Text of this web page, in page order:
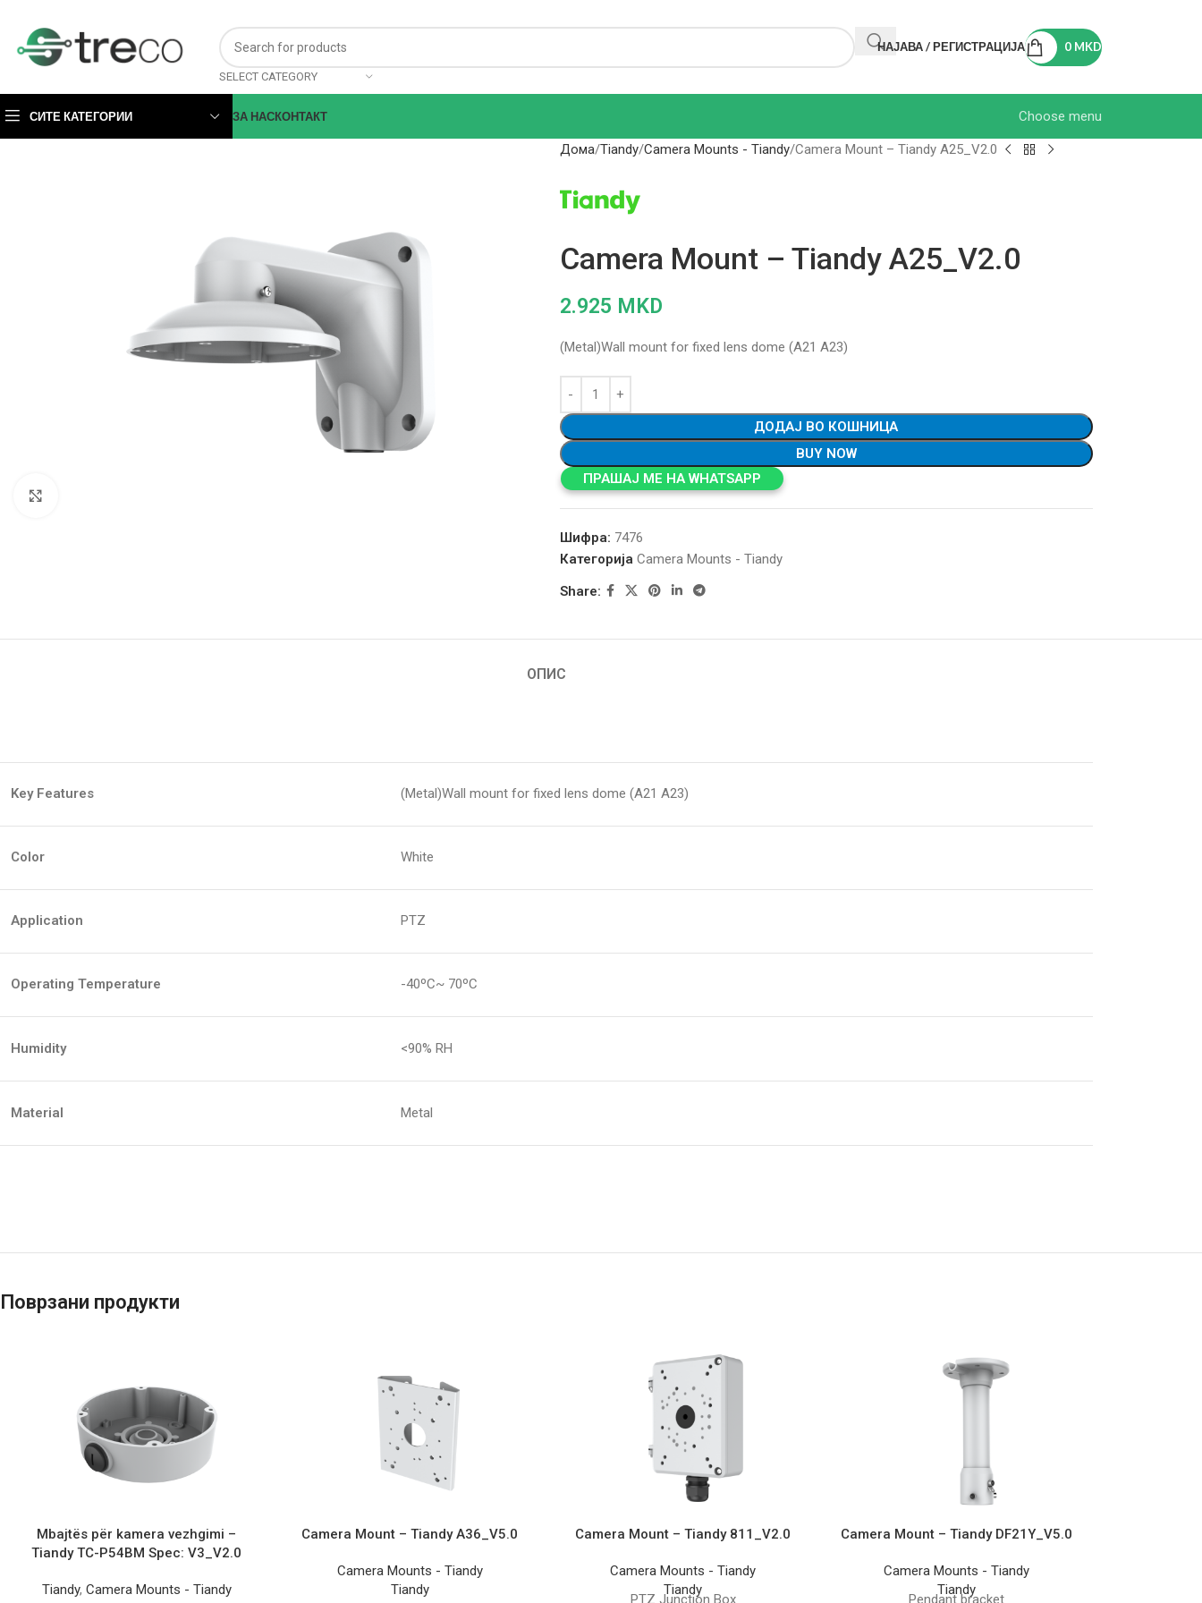
SELECT CATEGORY
НАЈАВА / РЕГИСТРАЦИЈА 0 MKD
СИТЕ КАТЕГОРИИ ЗА НАСКОНТАКТ Choose menu
Дома Tiandy Camera Mounts - Tiandy Camera Mount – Tiandy A25_V2.0
Camera Mount – Tiandy A25_V2.0
2.925 MKD
(Metal)Wall mount for fixed lens dome (A21 A23)
ДОДАЈ ВО КОШНИЦА
BUY NOW
ПРАШАЈ МЕ НА WHATSAPP
Шифра: 7476
Категорија Camera Mounts - Tiandy
Share:
ОПИС
Key Features (Metal)Wall mount for fixed lens dome (A21 A23)
Color White
Application PTZ
Operating Temperature -40ºC~ 70ºC
Humidity <90% RH
Material Metal
Поврзани продукти
Mbajtës për kamera vezhgimi –
Tiandy TC-P54BM Spec: V3_V2.0
Tiandy, Camera Mounts - Tiandy
Camera Mount – Tiandy A36_V5.0
Camera Mounts - Tiandy
Tiandy
Camera Mount – Tiandy 811_V2.0
Camera Mounts - Tiandy
Tiandy
Camera Mount – Tiandy DF21Y_V5.0
Camera Mounts - Tiandy
Tiandy